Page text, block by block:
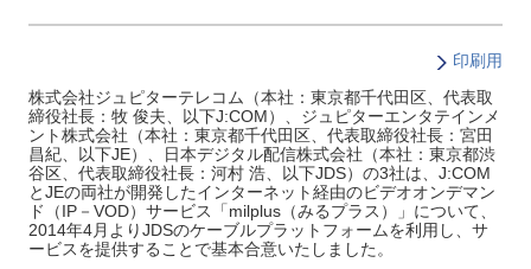
印刷用
株式会社ジュピターテレコム（本社：東京都千代田区、代表取
締役社長：牧 俊夫、以下J:COM）、ジュピターエンタテインメ
ント株式会社（本社：東京都千代田区、代表取締役社長：宮田
昌紀、以下JE）、日本デジタル配信株式会社（本社：東京都渋
谷区、代表取締役社長：河村 浩、以下JDS）の3社は、J:COM
とJEの両社が開発したインターネット経由のビデオオンデマン
ド（IP－VOD）サービス「milplus（みるプラス）」について、
2014年4月よりJDSのケーブルプラットフォームを利用し、サ
ービスを提供することで基本合意いたしました。